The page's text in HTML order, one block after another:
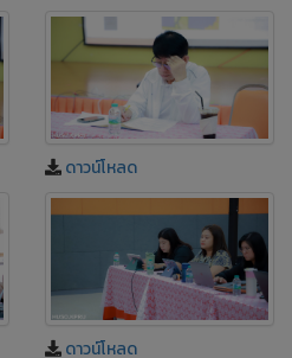
ดาวน์โหลด
ดาวน์โหลด